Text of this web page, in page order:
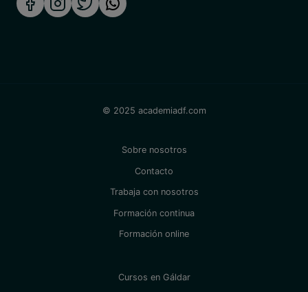
© 2025 academiadf.com
Sobre nosotros
Contacto
Trabaja con nosotros
Formación continua
Formación online
Cursos en Gáldar